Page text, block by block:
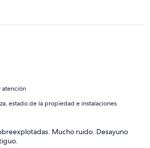
atención
estado de la propiedad e instalaciones
Mucho ruido. Desayuno